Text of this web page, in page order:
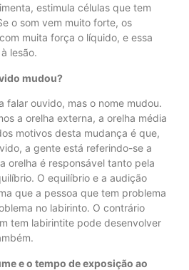
estimula células que tem
o som vem muito forte, os
muita força o líquido, e essa
lesão.
mudou?
falar ouvido, mas o nome mudou.
a orelha externa, a orelha média
motivos desta mudança é que,
a gente está referindo-se a
orelha é responsável tanto pela
O equilíbrio e a audição
que a pessoa que tem problema
no labirinto. O contrário
tem labirintite pode desenvolver
e o tempo de exposição ao